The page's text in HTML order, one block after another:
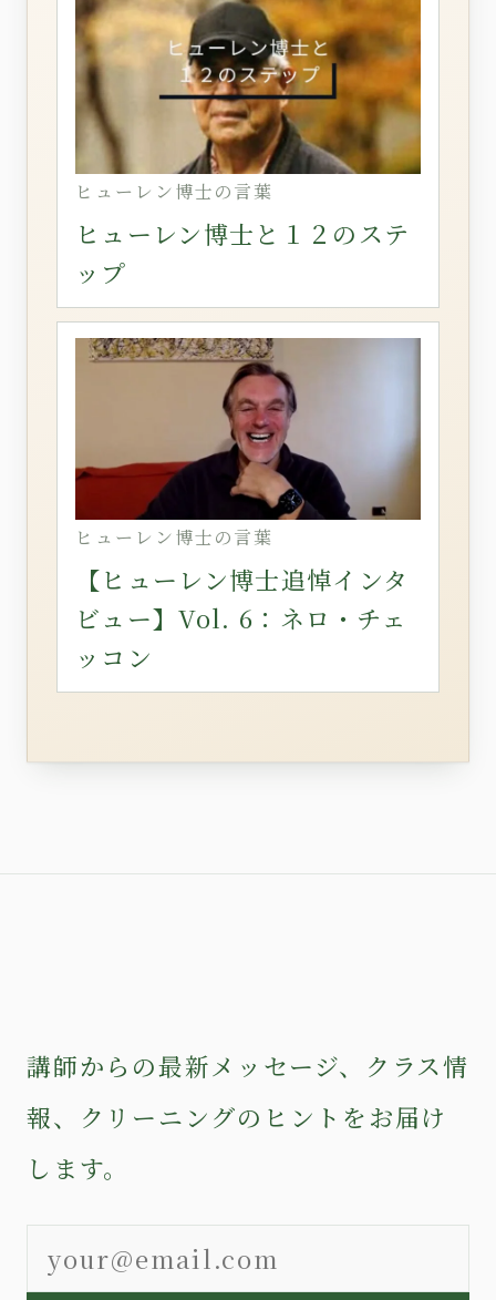
ヒューレン博士の言葉
ヒューレン博士と１２のステ
ップ
ヒューレン博士の言葉
【ヒューレン博士追悼インタ
ビュー】Vol. 6：ネロ・チェ
ッコン
講師からの最新メッセージ、クラス情
報、クリーニングのヒントをお届け
します。